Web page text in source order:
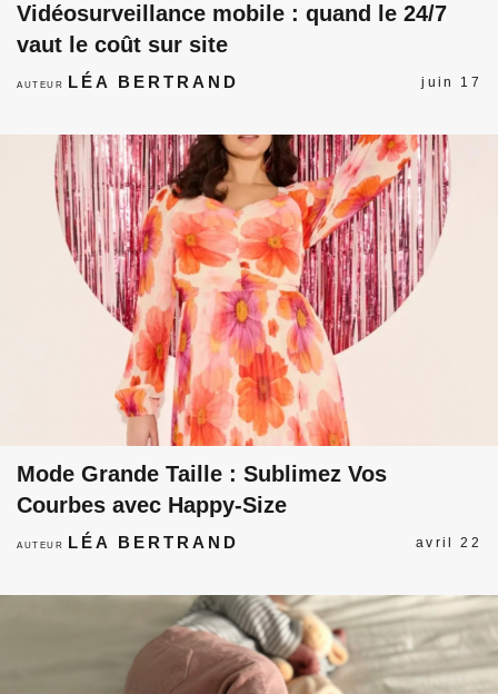
Vidéosurveillance mobile : quand le 24/7
vaut le coût sur site
AUTEUR LÉA BERTRAND juin 17
Mode Grande Taille : Sublimez Vos
Courbes avec Happy-Size
AUTEUR LÉA BERTRAND avril 22